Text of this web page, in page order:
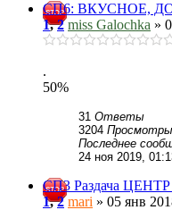
СП6: ВКУСНОЕ,
1,2 miss Galochka »
.
50%
31 Ответы
3204 Просмотры
Последнее
24 ноя 2019,
СП3 Раздача ЦЕНТР
1,2 mari » 05 янв